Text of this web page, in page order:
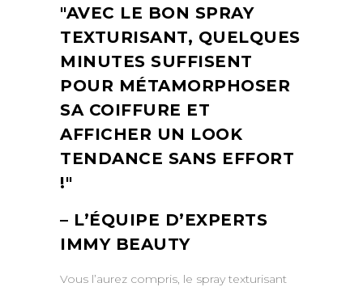
AVEC LE BON SPRAY
TEXTURISANT, QUELQUES
MINUTES SUFFISENT
POUR MÉTAMORPHOSER
SA COIFFURE ET
AFFICHER UN LOOK
TENDANCE SANS EFFORT
!
– L’ÉQUIPE D’EXPERTS
IMMY BEAUTY
Vous l’aurez compris, le spray texturisant